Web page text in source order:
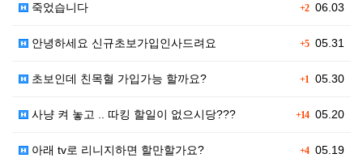
+206.03
죽었습니다
+505.31
안녕하세요 신규초보가입인사드려요
+1 05.30
초보인데 친목혈 가입가능 할까요?
+1405.20
사냥 켜 놓고 .. 따킹 할일이 없으시당???
+405.19
아래 tv로 리니지하면 할만할가요?